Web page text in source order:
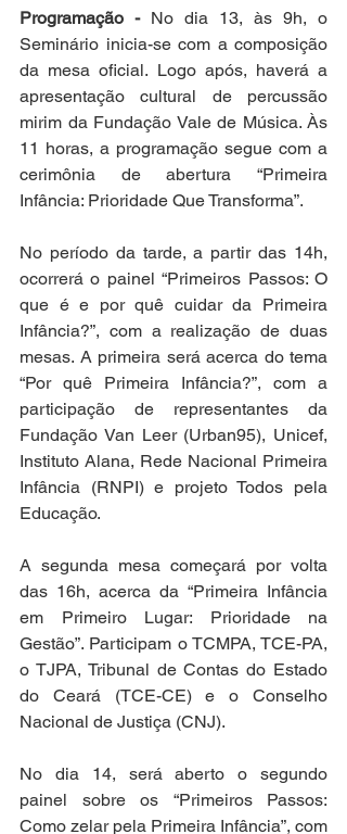
Programação - No dia 13, às 9h, o
Seminário inicia-se com a composição
da mesa oficial. Logo após, haverá a
apresentação cultural de percussão
mirim da Fundação Vale de Música. Às
11 horas, a programação segue com a
cerimônia de abertura “Primeira
Infância: Prioridade Que Transforma”.
No período da tarde, a partir das 14h,
ocorrerá o painel “Primeiros Passos: O
que é e por quê cuidar da Primeira
Infância?”, com a realização de duas
mesas. A primeira será acerca do tema
“Por quê Primeira Infância?”, com a
participação de representantes da
Fundação Van Leer (Urban95), Unicef,
Instituto Alana, Rede Nacional Primeira
Infância (RNPI) e projeto Todos pela
Educação.
A segunda mesa começará por volta
das 16h, acerca da “Primeira Infância
em Primeiro Lugar: Prioridade na
Gestão”. Participam o TCMPA, TCE-PA,
o TJPA, Tribunal de Contas do Estado
do Ceará (TCE-CE) e o Conselho
Nacional de Justiça (CNJ).
No dia 14, será aberto o segundo
painel sobre os “Primeiros Passos:
Como zelar pela Primeira Infância”, com